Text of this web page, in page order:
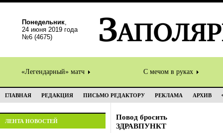
Понедельник,
24 июня 2019 года
№6 (4675)
«Легендарный» матч С мечом в руках
ГЛАВНАЯ РЕДАКЦИЯ ПИСЬМО РЕДАКТОРУ РЕКЛАМА АРХИВ
ЛЕНТА НОВОСТЕЙ
Повод бросить
ЗДРАВПУНКТ